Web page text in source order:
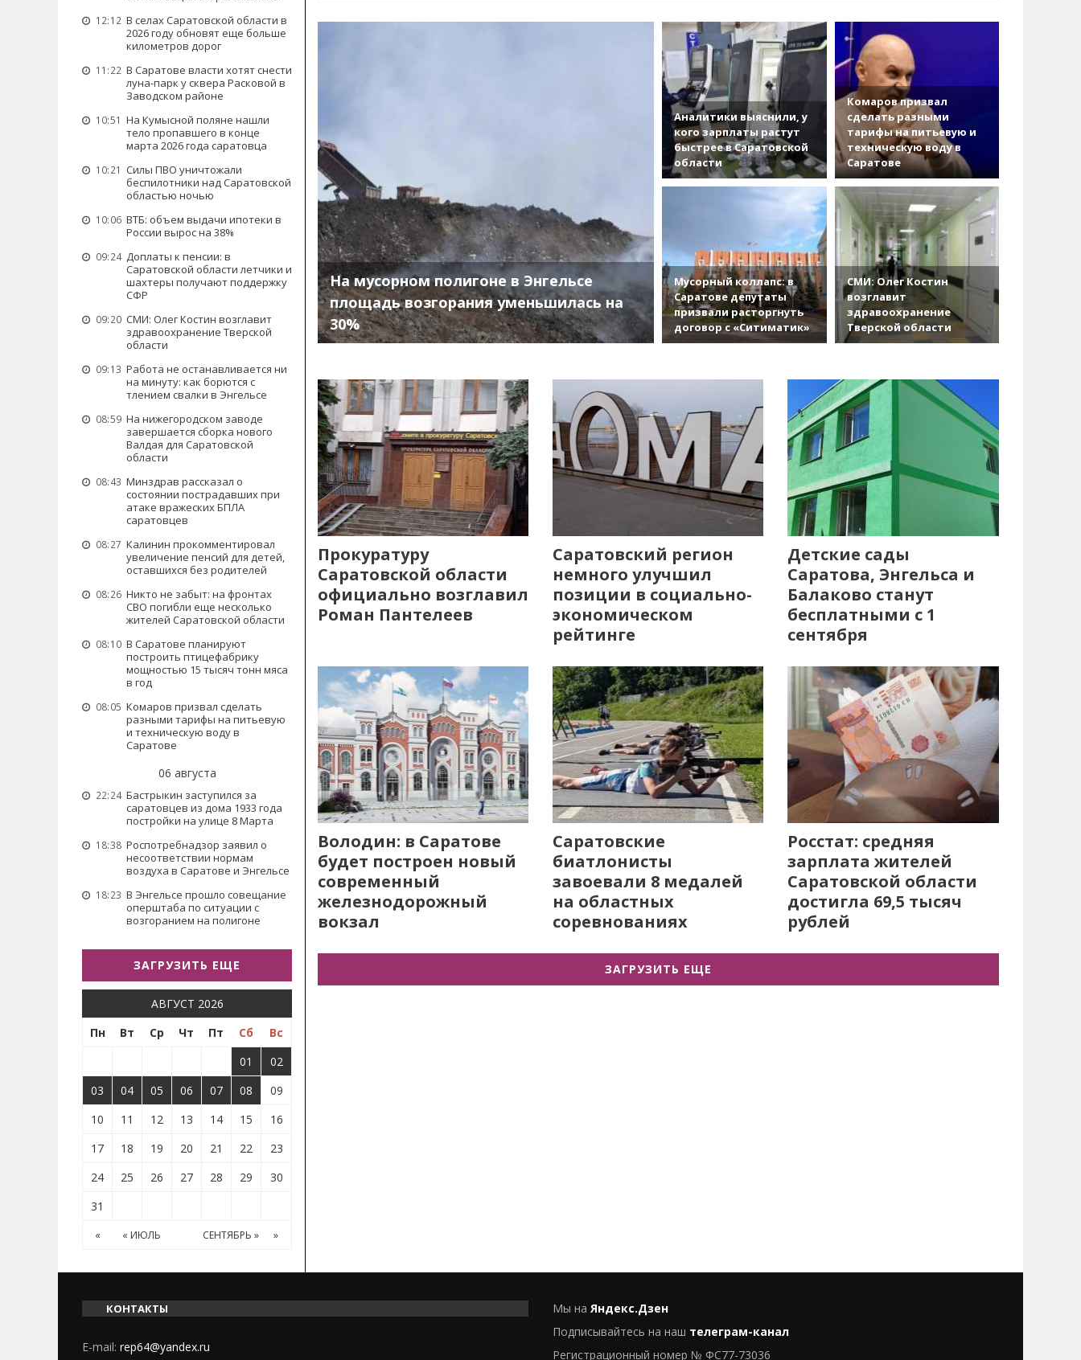
12:12 В селах Саратовской области в
2026 году обновят еще больше
километров дорог
11:22 В Саратове власти хотят снести
луна-парк у сквера Расковой в
Заводском районе
10:51 На Кумысной поляне нашли
тело пропавшего в конце
марта 2026 года саратовца
10:21 Силы ПВО уничтожали
беспилотники над Саратовской
областью ночью
10:06 ВТБ: объем выдачи ипотеки в
России вырос на 38%
09:24 Доплаты к пенсии: в
Саратовской области летчики и
шахтеры получают поддержку
СФР
09:20 СМИ: Олег Костин возглавит
здравоохранение Тверской
области
09:13 Работа не останавливается ни
на минуту: как борются с
тлением свалки в Энгельсе
08:59 На нижегородском заводе
завершается сборка нового
Валдая для Саратовской
области
08:43 Минздрав рассказал о
состоянии пострадавших при
атаке вражеских БПЛА
саратовцев
08:27 Калинин прокомментировал
увеличение пенсий для детей,
оставшихся без родителей
08:26 Никто не забыт: на фронтах
СВО погибли еще несколько
жителей Саратовской области
08:10 В Саратове планируют
построить птицефабрику
мощностью 15 тысяч тонн мяса
в год
08:05 Комаров призвал сделать
разными тарифы на питьевую
и техническую воду в
Саратове
06 августа
22:24 Бастрыкин заступился за
саратовцев из дома 1933 года
постройки на улице 8 Марта
18:38 Роспотребнадзор заявил о
несоответствии нормам
воздуха в Саратове и Энгельсе
18:23 В Энгельсе прошло совещание
оперштаба по ситуации с
возгоранием на полигоне
ЗАГРУЗИТЬ ЕЩЕ
АВГУСТ 2026
Пн
Вт Ср Чт Пт Сб
Вс
01
02
03
04 05 06 07 08
09
10
11 12 13 14 15
16
17
18 19 20 21 22
23
24
25 26 27 28 29
30
31
« « ИЮЛЬ СЕНТЯБРЬ » »
На мусорном полигоне в Энгельсе
площадь возгорания уменьшилась на
30%
Аналитики выяснили, у
кого зарплаты растут
быстрее в Саратовской
области
Комаров призвал
сделать разными
тарифы на питьевую и
техническую воду в
Саратове
Мусорный коллапс: в
Саратове депутаты
призвали расторгнуть
договор с «Ситиматик»
СМИ: Олег Костин
возглавит
здравоохранение
Тверской области
Прокуратуру
Саратовской области
официально возглавил
Роман Пантелеев
Саратовский регион
немного улучшил
позиции в социально-
экономическом
рейтинге
Детские сады
Саратова, Энгельса и
Балаково станут
бесплатными с 1
сентября
Володин: в Саратове
будет построен новый
современный
железнодорожный
вокзал
Саратовские
биатлонисты
завоевали 8 медалей
на областных
соревнованиях
Росстат: средняя
зарплата жителей
Саратовской области
достигла 69,5 тысяч
рублей
ЗАГРУЗИТЬ ЕЩЕ
КОНТАКТЫ
E-mail: rep64@yandex.ru
Мы на Яндекс.Дзен
Подписывайтесь на наш телеграм-канал
Регистрационный номер № ФС77-73036